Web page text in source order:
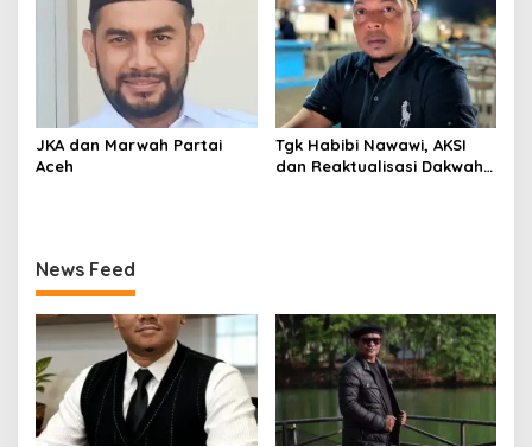
JKA dan Marwah Partai
Aceh
Tgk Habibi Nawawi, AKSI
dan Reaktualisasi Dakwah
News Feed